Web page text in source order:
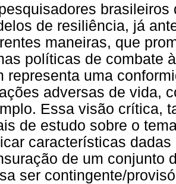
de resiliência, já
maneiras, que
políticas de combate
representa uma
adversas de vida,
Essa visão crítica,
de estudo sobre o
características dadas
de um conjunto
ser contingente/